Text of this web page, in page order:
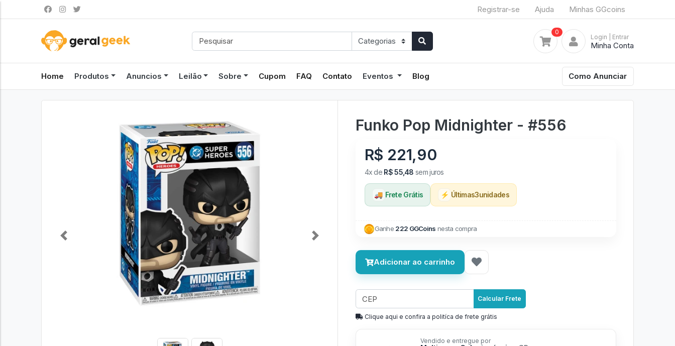
Registrar-se Ajuda Minhas GGcoins
0
Login | Entrar
Minha Conta
Home Produtos Anuncios Leilão Sobre Cupom FAQ Contato Eventos Blog Como Anunciar
Previous Next
Funko Pop Midnighter - #556
R$ 221,90
4x de R$ 55,48 sem juros
🚚 Frete Grátis ⚡ Últimas3unidades
Ganhe 222 GGCoins nesta compra
Adicionar ao carrinho
Calcular Frete
Clique aqui e confira a politíca de frete grátis
Vendido e entregue por